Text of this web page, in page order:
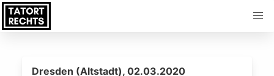
Dresden (Altstadt), 02.03.2020